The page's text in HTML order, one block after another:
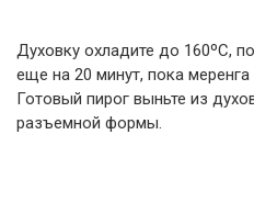
Духовку охладите до 160ºС,
еще на 20 минут, пока меренга
Готовый пирог выньте из
разъемной формы.